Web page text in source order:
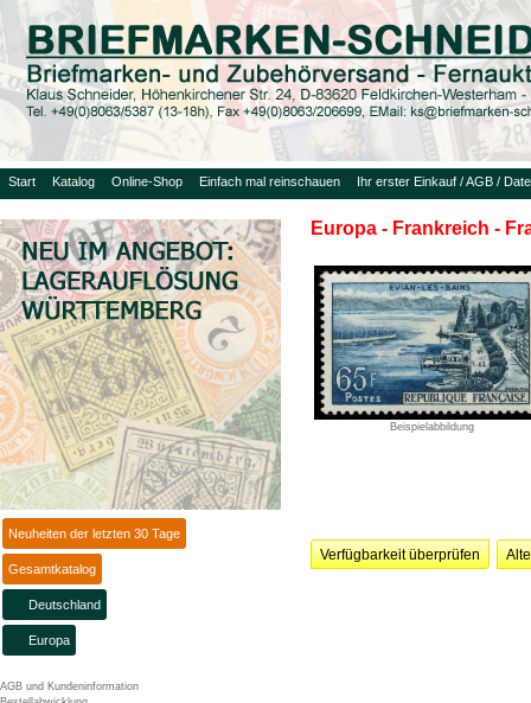
Start Katalog Online-Shop Einfach mal reinschauen Ihr erster Einkauf / AGB /
Neuheiten der letzten 30 Tage
Gesamtkatalog
Deutschland
Europa
AGB und Kundeninformation
Europa - Frankreich -
Beispielabbildung
Verfügbarkeit überprüfen